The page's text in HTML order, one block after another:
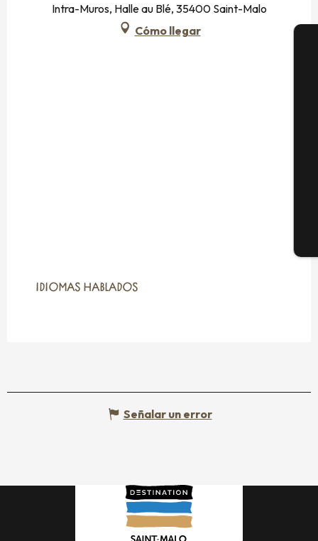
Intra-Muros, Halle au Blé, 35400 Saint-Malo
Cómo llegar
IDIOMAS HABLADOS
IDIOMAS HABLADOS
Señalar un error